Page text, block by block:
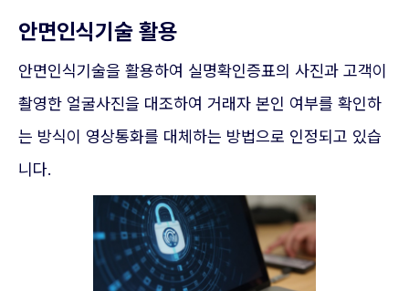
안면인식기술 활용
안면인식기술을 활용하여 실명확인증표의 사진과 고객이
촬영한 얼굴사진을 대조하여 거래자 본인 여부를 확인하
는 방식이 영상통화를 대체하는 방법으로 인정되고 있습
니다.